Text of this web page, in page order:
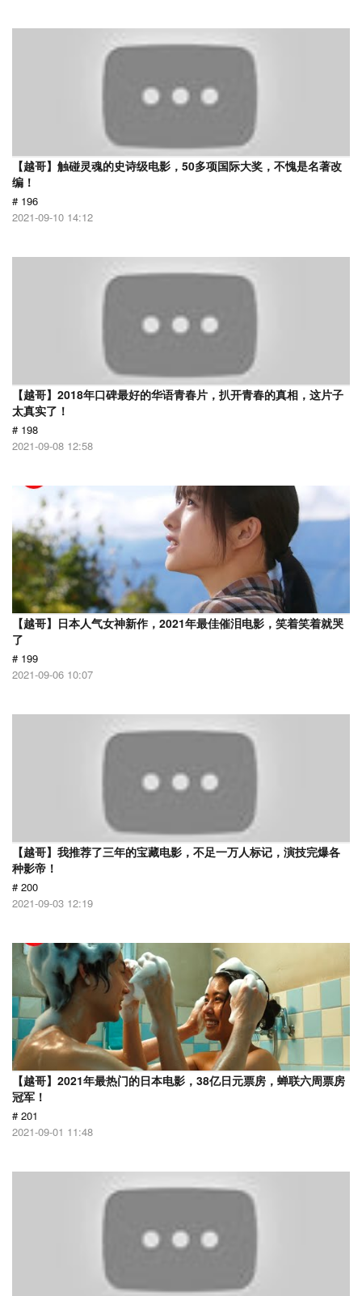
【越哥】触碰灵魂的史诗级电影，50多项国际大奖，不愧是名著改
编！
# 196
2021-09-10 14:12
【越哥】2018年口碑最好的华语青春片，扒开青春的真相，这片子
太真实了！
# 198
2021-09-08 12:58
【越哥】日本人气女神新作，2021年最佳催泪电影，笑着笑着就哭
了
# 199
2021-09-06 10:07
【越哥】我推荐了三年的宝藏电影，不足一万人标记，演技完爆各
种影帝！
# 200
2021-09-03 12:19
【越哥】2021年最热门的日本电影，38亿日元票房，蝉联六周票房
冠军！
# 201
2021-09-01 11:48